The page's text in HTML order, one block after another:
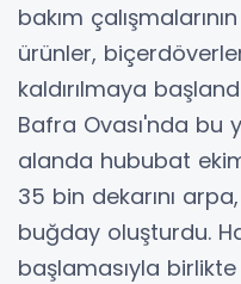
bakım
ürünler,
kaldırılmaya
Bafra Ovası'nda bu
alanda hububat
35 bin dekarını
buğday oluşturdu.
başlamasıyla